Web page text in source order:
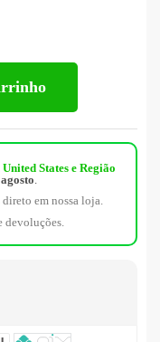
States e Região
em nossa loja.
devoluções.